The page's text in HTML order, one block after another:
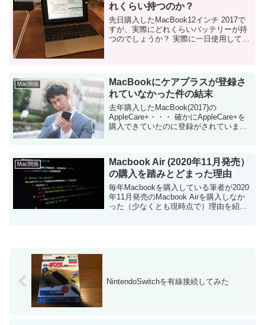
れくらい持つのか？
先日購入したMacBook12インチ 2017で
すが、実際にどれくらいバッテリーが持
つのでしょうか？ 実際に一日使用してみ
Mac関係
MacBookにケアプラスが登録さ
れていなかった件の結末
去年購入したMacBook(2017)の
AppleCare+・・・ 確かにAppleCare+を
購入できていたのに登録がされていませ
Mac関係
Macbook Air (2020年11月発売）
の購入を踏みとどまった理由
毎年Macbookを購入している筆者が2020
年11月発売のMacbook Airを購入しなか
った（少なくとも現時点で）理由を紹介
NintendoSwitchを有線接続してみた